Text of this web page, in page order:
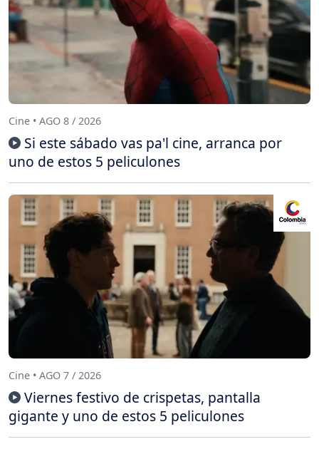
Cine • AGO 8 / 2026
Si este sábado vas pa'l cine, arranca por
uno de estos 5 peliculones
Cine • AGO 7 / 2026
Viernes festivo de crispetas, pantalla
gigante y uno de estos 5 peliculones